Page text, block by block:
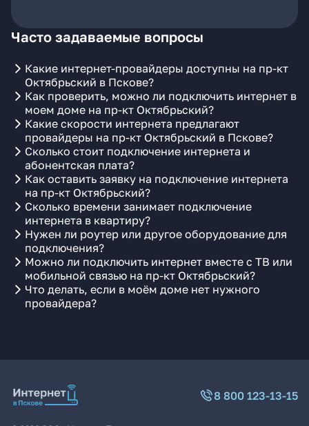
Часто задаваемые вопросы
Какие интернет-провайдеры доступны на пр-кт
Октябрьский в Пскове?
Как проверить, можно ли подключить интернет в
моем доме на пр-кт Октябрьский?
Какие скорости интернета предлагают
провайдеры на пр-кт Октябрьский в Пскове?
Сколько стоит подключение интернета и
абонентская плата?
Как оставить заявку на подключение интернета
на пр-кт Октябрьский?
Сколько времени занимает подключение
интернета в квартиру?
Нужен ли роутер или другое оборудование для
подключения?
Можно ли подключить интернет вместе с ТВ или
мобильной связью на пр-кт Октябрьский?
Что делать, если в моём доме нет нужного
провайдера?
8 800 123-13-15